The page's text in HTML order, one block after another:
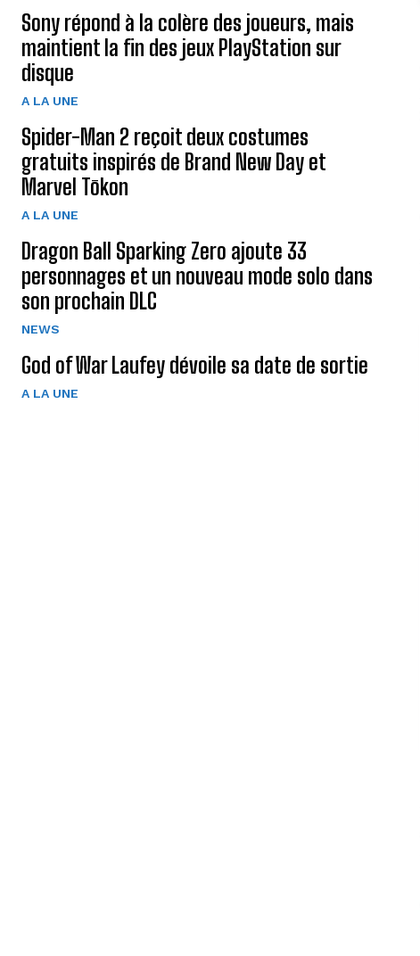
Sony répond à la colère des joueurs, mais
maintient la fin des jeux PlayStation sur
disque
A LA UNE
Spider-Man 2 reçoit deux costumes
gratuits inspirés de Brand New Day et
Marvel Tōkon
A LA UNE
Dragon Ball Sparking Zero ajoute 33
personnages et un nouveau mode solo dans
son prochain DLC
NEWS
God of War Laufey dévoile sa date de sortie
A LA UNE